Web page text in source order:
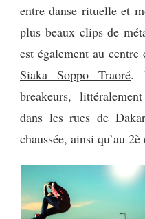
entre danse rituelle et
plus beaux clips de
est également au
Siaka Soppo Traoré.
breakeurs,
dans les rues de
chaussée, ainsi qu’au